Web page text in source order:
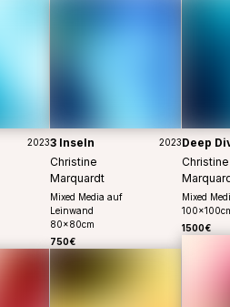
20233 Inseln
Christine
Marquardt
Mixed Media auf
Leinwand
80x80cm
750€
2023Deep
Christine
Mixed
100x100
1500€